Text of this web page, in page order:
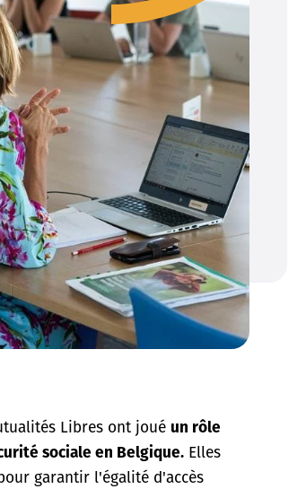
Libres ont joué un rôle
sociale en Belgique.Elles
garantir l'égalité d'accès